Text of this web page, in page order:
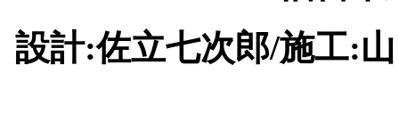
設計:佐立七次郎/施工: